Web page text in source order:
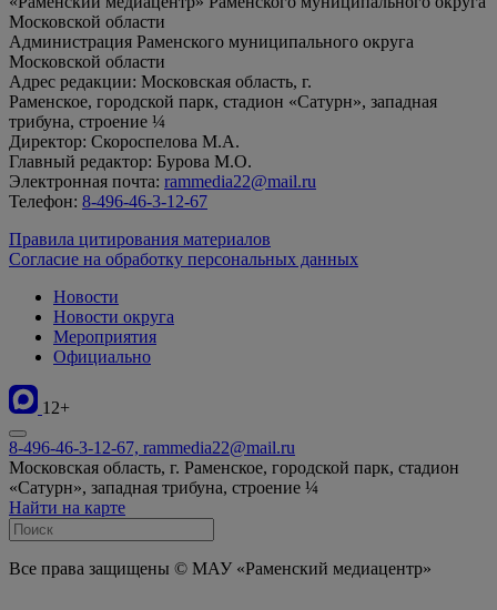
Московской области
Администрация Раменского муниципального округа
Московской области
Адрес редакции: Московская область, г.
Раменское, городской парк, стадион «Сатурн», западная
трибуна, строение ¼
Директор: Скороспелова М.А.
Главный редактор: Бурова М.О.
Электронная почта: rammedia22@mail.ru
Телефон: 8-496-46-3-12-67
Правила цитирования материалов
Согласие на обработку персональных данных
Новости
Новости округа
Мероприятия
Официально
12+
8-496-46-3-12-67, rammedia22@mail.ru
Московская область, г. Раменское, городской парк, стадион
«Сатурн», западная трибуна, строение ¼
Найти на карте
Все права защищены © МАУ «Раменский медиацентр»